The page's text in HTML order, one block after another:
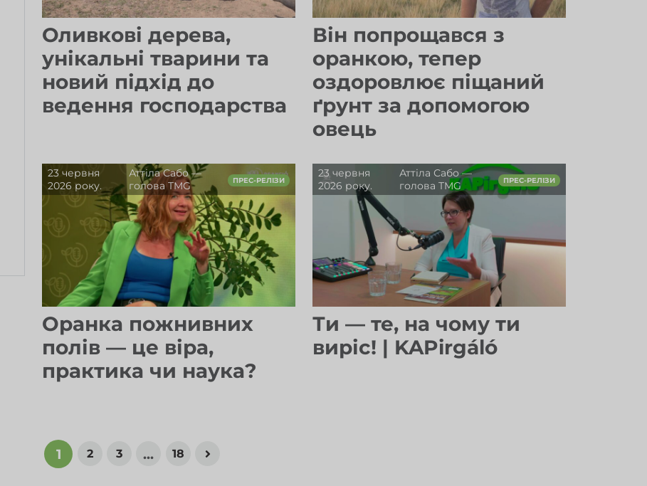
Оливкові дерева,
унікальні тварини та
новий підхід до
ведення господарства
Він попрощався з
оранкою, тепер
оздоровлює піщаний
ґрунт за допомогою
овець
23 червня
2026 року.
Аттіла Сабо —
голова TMG
ПРЕС-РЕЛІЗИ
Оранка пожнивних
полів — це віра,
практика чи наука?
23 червня
2026 року.
Аттіла Сабо —
голова TMG
ПРЕС-РЕЛІЗИ
Ти — те, на чому ти
виріс! | KAPirgáló
1 2 3 ... 18